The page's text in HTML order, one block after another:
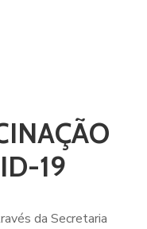
19
da Secretaria